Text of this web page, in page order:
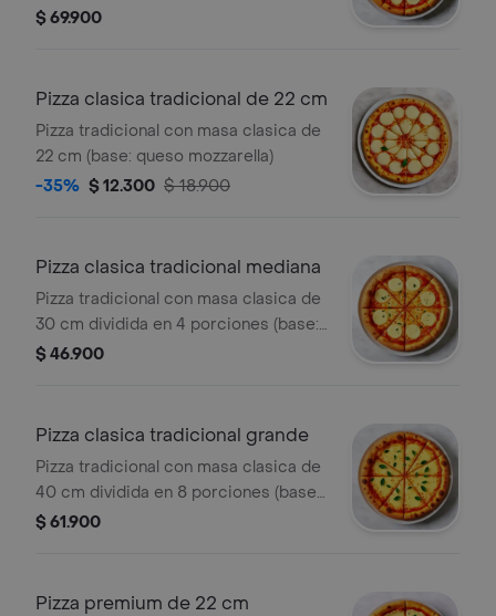
queso mozzarella)
$ 69.900
Pizza clasica tradicional de 22 cm
Pizza tradicional con masa clasica de
22 cm (base: queso mozzarella)
-35% $ 12.300 $ 18.900
Pizza clasica tradicional mediana
Pizza tradicional con masa clasica de
30 cm dividida en 4 porciones (base:
queso mozzarela)
$ 46.900
Pizza clasica tradicional grande
Pizza tradicional con masa clasica de
40 cm dividida en 8 porciones (base:
queso mozzarela)
$ 61.900
Pizza premium de 22 cm